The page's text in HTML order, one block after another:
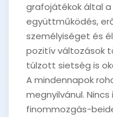
grafojátékok által
együttműködés,
személyiséget és
pozitív változások
túlzott sietség is
A mindennapok
megnyilvánul. Nincs
finommozgás-